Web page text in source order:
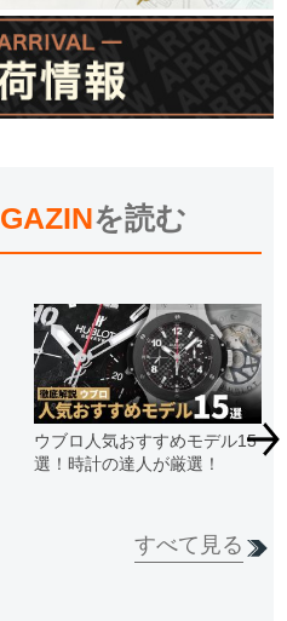
を読む
ウブロ人気おすすめモデル15
選！時計の達人が厳選！
すべて見る